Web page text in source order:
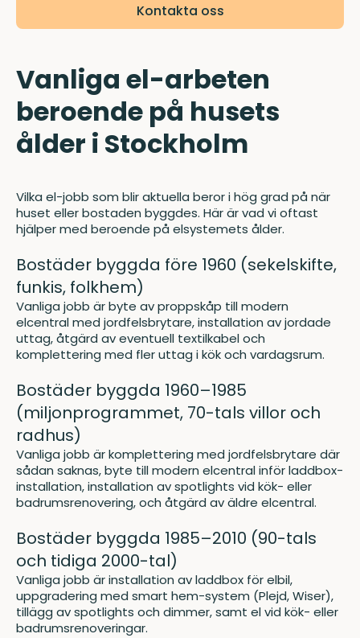
Kontakta oss
Vanliga el-arbeten
beroende på husets
ålder i Stockholm
Vilka el-jobb som blir aktuella beror i hög grad på när
huset eller bostaden byggdes. Här är vad vi oftast
hjälper med beroende på elsystemets ålder.
Bostäder byggda före 1960 (sekelskifte,
funkis, folkhem)
Vanliga jobb är byte av proppskåp till modern
elcentral med jordfelsbrytare, installation av jordade
uttag, åtgärd av eventuell textilkabel och
komplettering med fler uttag i kök och vardagsrum.
Bostäder byggda 1960–1985
(miljonprogrammet, 70-tals villor och
radhus)
Vanliga jobb är komplettering med jordfelsbrytare där
sådan saknas, byte till modern elcentral inför laddbox-
installation, installation av spotlights vid kök- eller
badrumsrenovering, och åtgärd av äldre elcentral.
Bostäder byggda 1985–2010 (90-tals
och tidiga 2000-tal)
Vanliga jobb är installation av laddbox för elbil,
uppgradering med smart hem-system (Plejd, Wiser),
tillägg av spotlights och dimmer, samt el vid kök- eller
badrumsrenoveringar.